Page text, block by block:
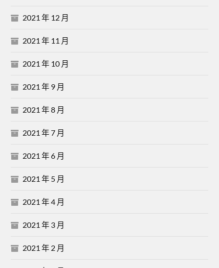
2021 年 12 月
2021 年 11 月
2021 年 10 月
2021 年 9 月
2021 年 8 月
2021 年 7 月
2021 年 6 月
2021 年 5 月
2021 年 4 月
2021 年 3 月
2021 年 2 月